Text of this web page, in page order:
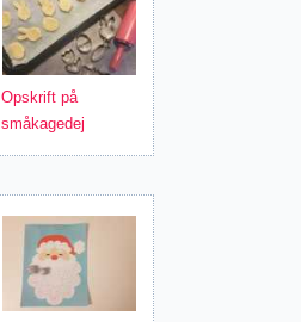
Opskrift på
småkagedej